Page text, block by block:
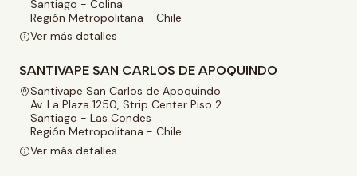
Santiago - Colina
Región Metropolitana - Chile
Ver más detalles
SANTIVAPE SAN CARLOS DE APOQUINDO
Santivape San Carlos de Apoquindo
Av. La Plaza 1250, Strip Center Piso 2
Santiago - Las Condes
Región Metropolitana - Chile
Ver más detalles